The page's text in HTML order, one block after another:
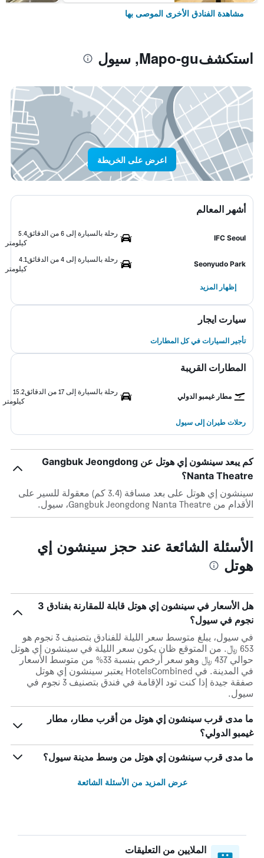
مشاهدة الفنادق الأخرى الموصى بها
استكشفMapo-gu, سيول
اعرض على الخريطة
أشهر المعالم
IFC Seoul
رحلة بالسيارة إلى 6 من الدقائق
5.4
كيلومتر
Seonyudo Park
رحلة بالسيارة إلى 4 من الدقائق
4.1
كيلومتر
إظهار المزيد
سيارت ايجار
تأجير السيارات في كل المطارات
المطارات القريبة
مطار غيمبو الدولي
رحلة بالسيارة إلى 17 من الدقائق
15.2
كيلومتر
رحلات طيران إلى سيول
كم يبعد سينشون إي هوتل عن Gangbuk Jeongdong
Nanta Theatre؟
سينشون إي هوتل على بعد مسافة (3.4 كم) معقولة للسير على
الأقدام من Gangbuk Jeongdong Nanta Theatre، سيول.
الأسئلة الشائعة عند حجز سينشون إي
هوتل
هل الأسعار في سينشون إي هوتل قابلة للمقارنة بفنادق 3
نجوم في سيول؟
في سيول، يبلغ متوسط ​​سعر الليلة للفنادق بتصنيف 3 نجوم هو
653 ﷼. من المتوقع ظان يكون سعر الليلة في سينشون إي هوتل
حوالي 437 ﷼ وهو سعر أرخص بنسبة 33% من متوسط الأسعار
في المدينة. في HotelsCombined يعتبر سينشون إي هوتل
صفقة جيدة إذا كنت تود الإقامة في فندق بتصنيف 3 نجوم في
سيول.
ما مدى قرب سينشون إي هوتل من أقرب مطار، مطار
غيمبو الدولي؟
ما مدى قرب سينشون إي هوتل من وسط مدينة سيول؟
عرض المزيد من الأسئلة الشائعة
الملايين من التعليقات